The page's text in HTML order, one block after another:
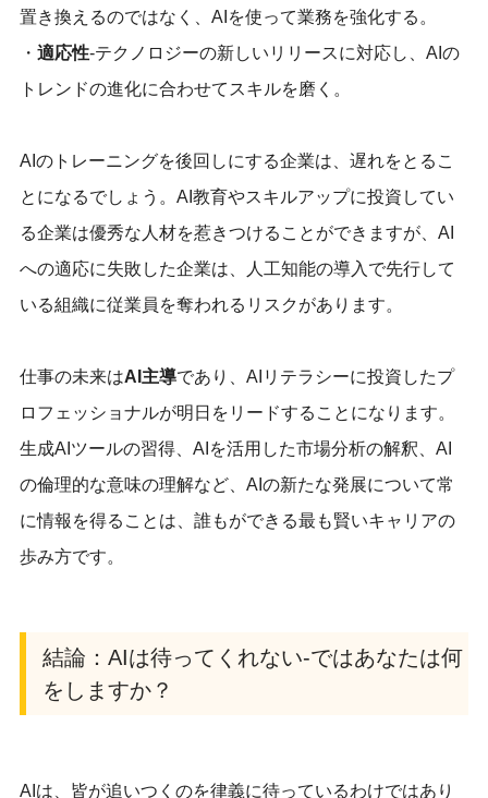
置き換えるのではなく、AIを使って業務を強化する。
・ 適応性-テクノロジーの新しいリリースに対応し、AIの
トレンドの進化に合わせてスキルを磨く。
AIのトレーニングを後回しにする企業は、遅れをとるこ
とになるでしょう。 AI教育やスキルアップに投資してい
る企業は優秀な人材を惹きつけることができますが、AI
への適応に失敗した企業は、人工知能の導入で先行して
いる組織に従業員を奪われるリスクがあります。
仕事の未来はAI主導であり、AIリテラシーに投資したプ
ロフェッショナルが明日をリードすることになります。
生成AIツールの習得、AIを活用した市場分析の解釈、AI
の倫理的な意味の理解など、AIの新たな発展について常
に情報を得ることは、誰もができる最も賢いキャリアの
歩み方です。
結論：AIは待ってくれない-ではあなたは何
をしますか？
AIは、皆が追いつくのを律義に待っているわけではあり